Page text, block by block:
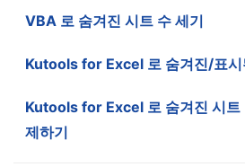
VBA 로 숨겨진 시트 수 세기
Kutools for Excel 로 숨겨진/표시
Kutools for Excel 로 숨겨진 시트
제하기